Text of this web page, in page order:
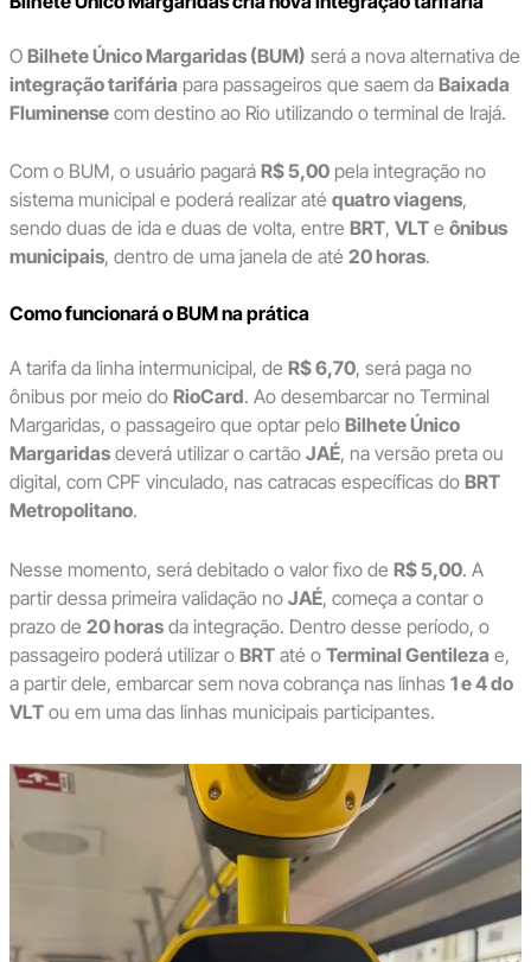
O Bilhete Único Margaridas (BUM) será a nova alternativa de
integração tarifária para passageiros que saem da Baixada
Fluminensecom destino ao Rio utilizando o terminal de Irajá.
Com o BUM, o usuário pagará R$ 5,00pela integração no
sistema municipal e poderá realizar até quatro viagens,
sendo duas de ida e duas de volta, entre BRT, VLTe ônibus
municipais, dentro de uma janela de até 20 horas.
Como funcionará o BUM na prática
A tarifa da linha intermunicipal, de R$ 6,70, será paga no
ônibus por meio do RioCard. Ao desembarcar no Terminal
Margaridas, o passageiro que optar pelo Bilhete Único
Margaridasdeverá utilizar o cartão JAÉ, na versão preta ou
digital, com CPF vinculado, nas catracas específicas do BRT
Metropolitano.
Nesse momento, será debitado o valor fixo de R$ 5,00. A
partir dessa primeira validação no JAÉ, começa a contar o
prazo de 20 horasda integração. Dentro desse período, o
passageiro poderá utilizar o BRTaté o Terminal Gentileza e,
a partir dele, embarcar sem nova cobrança nas linhas 1 e 4 do
VLTou em uma das linhas municipais participantes.